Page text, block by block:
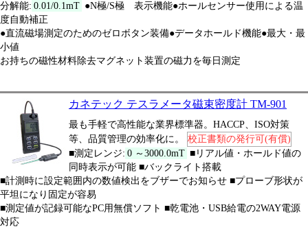
分解能: 0.01/0.1mT ●N極/S極 表示機能●ホールセンサー使用による温
度自動補正
●直流磁場測定のためのゼロボタン装備●データホールド機能●最大・最
小値
お持ちの磁性材料除去マグネット装置の磁力を毎日測定
カネテック テスラメータ磁束密度計 TM-901
最も手軽で高性能な業界標準器。HACCP、ISO対策
等、品質管理の効率化に。 校正書類の発行可(有償)
■測定レンジ: 0 ～3000.0mT ■リアル値・ホールド値の
同時表示が可能 ■バックライト搭載
■計測時に設定範囲内の数値検出をブザーでお知らせ ■プローブ形状が
平坦になり固定が容易
■測定値が記録可能なPC用無償ソフト ■乾電池・USB給電の2WAY電源
対応